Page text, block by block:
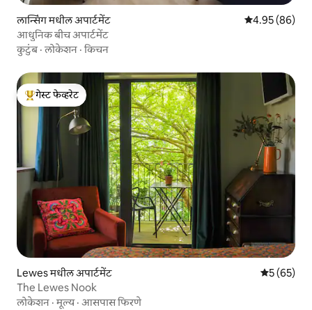
लान्सिंग मधील अपार्टमेंट 5 पैकी 4.95
4.95 (86)
आधुनिक बीच अपार्टमेंट
कुटुंब·लोकेशन ·किचन
टॉप गेस्ट फेव्हरेट
गेस्ट फेव्हरेट
Lewes मधील अपार्टमेंट 5 पैकी 5
5 (65)
The Lewes Nook
लोकेशन ·मूल्य· आसपास फिरणे